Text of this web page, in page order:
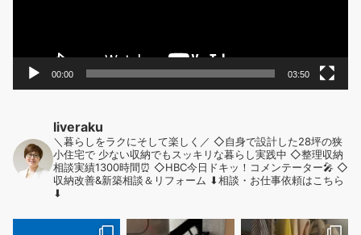
00:00 03:50
liveraku
＼暮らしをラクにそして楽しく／ ◇自身で設計した28坪の狭
小住宅で 少ない収納でもスッキリな暮らし実践中 ◇整理収納
相談実績1300時間⏰ ◇HBC今日ドキッ！コメンテーター🎤 ◇
収納改善&新築相談＆リフォーム ⬇︎相談・お仕事依頼はこちら
⬇︎